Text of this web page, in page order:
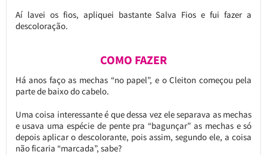
Aí lavei os fios, apliquei bastante Salva Fios e fui fazer a
descoloração.
COMO FAZER
Há anos faço as mechas “no papel”, e o Cleiton começou pela
parte de baixo do cabelo.
Uma coisa interessante é que dessa vez ele separava as mechas
e usava uma espécie de pente pra “bagunçar” as mechas e só
depois aplicar o descolorante, pois assim, segundo ele, a coisa
não ficaria “marcada”, sabe?